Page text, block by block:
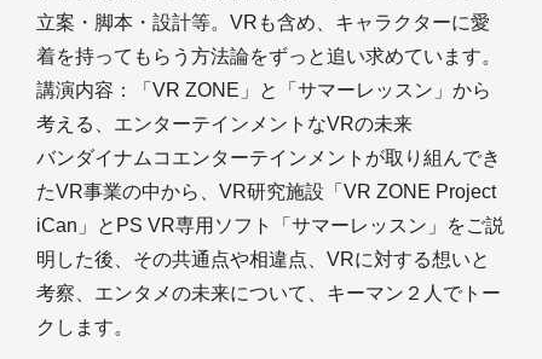
立案・脚本・設計等。VRも含め、キャラクターに愛
着を持ってもらう方法論をずっと追い求めています。
講演内容：「VR ZONE」と「サマーレッスン」から
考える、エンターテインメントなVRの未来
バンダイナムコエンターテインメントが取り組んでき
たVR事業の中から、VR研究施設「VR ZONE Project
iCan」とPS VR専用ソフト「サマーレッスン」をご説
明した後、その共通点や相違点、VRに対する想いと
考察、エンタメの未来について、キーマン２人でトー
クします。